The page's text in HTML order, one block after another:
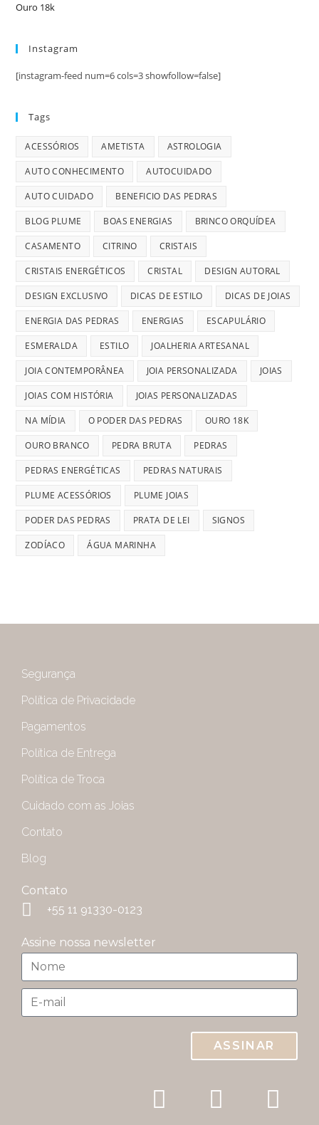
Ouro 18k
Instagram
[instagram-feed num=6 cols=3 showfollow=false]
Tags
ACESSÓRIOS AMETISTA ASTROLOGIA
AUTO CONHECIMENTO AUTOCUIDADO
AUTO CUIDADO BENEFICIO DAS PEDRAS
BLOG PLUME BOAS ENERGIAS BRINCO ORQUÍDEA
CASAMENTO CITRINO CRISTAIS
CRISTAIS ENERGÉTICOS CRISTAL DESIGN AUTORAL
DESIGN EXCLUSIVO DICAS DE ESTILO DICAS DE JOIAS
ENERGIA DAS PEDRAS ENERGIAS ESCAPULÁRIO
ESMERALDA ESTILO JOALHERIA ARTESANAL
JOIA CONTEMPORÂNEA JOIA PERSONALIZADA JOIAS
JOIAS COM HISTÓRIA JOIAS PERSONALIZADAS
NA MÍDIA O PODER DAS PEDRAS OURO 18K
OURO BRANCO PEDRA BRUTA PEDRAS
PEDRAS ENERGÉTICAS PEDRAS NATURAIS
PLUME ACESSÓRIOS PLUME JOIAS
PODER DAS PEDRAS PRATA DE LEI SIGNOS
ZODÍACO ÁGUA MARINHA
Segurança
Política de Privacidade
Pagamentos
Política de Entrega
Política de Troca
Cuidado com as Joias
Contato
Blog
Contato
+55 11 91330-0123
Assine nossa newsletter
ASSINAR